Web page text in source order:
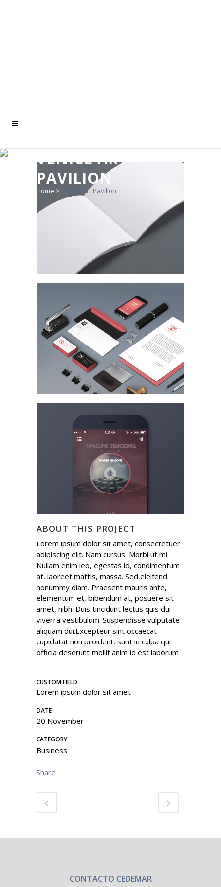
VENICE ART
PAVILION
Home > Venice Art Pavilion
ABOUT THIS PROJECT
Lorem ipsum dolor sit amet, consectetuer
adipiscing elit. Nam cursus. Morbi ut mi.
Nullam enim leo, egestas id, condimentum
at, laoreet mattis, massa. Sed eleifend
nonummy diam. Praesent mauris ante,
elementum et, bibendum at, posuere sit
amet, nibh. Duis tincidunt lectus quis dui
viverra vestibulum. Suspendisse vulputate
aliquam dui.Excepteur sint occaecat
cupidatat non proident, sunt in culpa qui
officia deserunt mollit anim id est laborum
CUSTOM FIELD
Lorem ipsum dolor sit amet
DATE
20 November
CATEGORY
Business
Share
CONTACTO CEDEMAR